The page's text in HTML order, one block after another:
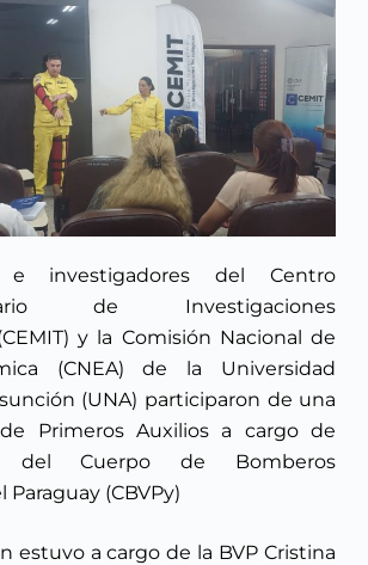
e investigadores del Centro
de Investigaciones
y la Comisión Nacional de
(CNEA) de la Universidad
(UNA) participaron de una
Primeros Auxilios a cargo de
del Cuerpo de Bomberos
(CBVPy)
estuvo a cargo de la BVP Cristina